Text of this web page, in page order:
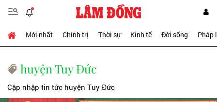
Mới nhất Chính trị Thời sự Kinh tế Đời sống Pháp
huyện Tuy Đức
Cập nhập tin tức huyện Tuy Đức